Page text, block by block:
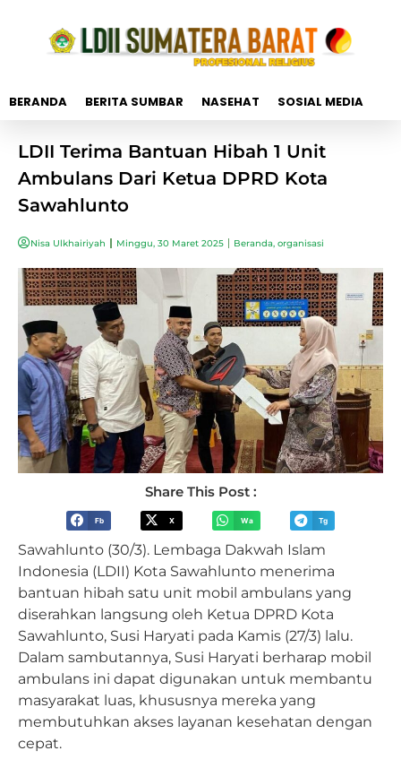
BERANDA BERITA SUMBAR NASEHAT SOSIAL MEDIA
LDII Terima Bantuan Hibah 1 Unit
Ambulans Dari Ketua DPRD Kota
Sawahlunto
Nisa Ulkhairiyah Minggu, 30 Maret 2025 Beranda, organisasi
Share This Post :
Fb X Wa Tg
Sawahlunto (30/3). Lembaga Dakwah Islam
Indonesia (LDII) Kota Sawahlunto menerima
bantuan hibah satu unit mobil ambulans yang
diserahkan langsung oleh Ketua DPRD Kota
Sawahlunto, Susi Haryati pada Kamis (27/3) lalu.
Dalam sambutannya, Susi Haryati berharap mobil
ambulans ini dapat digunakan untuk membantu
masyarakat luas, khususnya mereka yang
membutuhkan akses layanan kesehatan dengan
cepat.